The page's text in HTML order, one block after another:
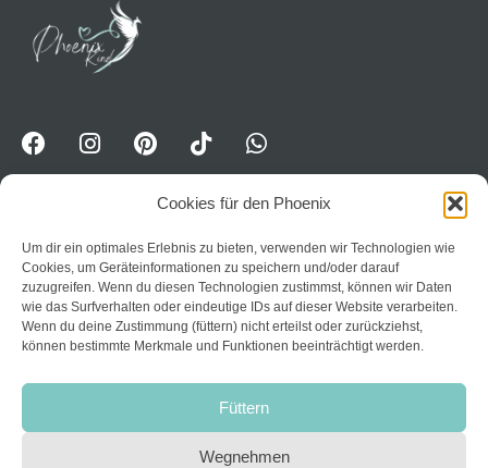
Cookies für den Phoenix
Um dir ein optimales Erlebnis zu bieten, verwenden wir Technologien wie
Cookies, um Geräteinformationen zu speichern und/oder darauf
zuzugreifen. Wenn du diesen Technologien zustimmst, können wir Daten
wie das Surfverhalten oder eindeutige IDs auf dieser Website verarbeiten.
Wenn du deine Zustimmung (füttern) nicht erteilst oder zurückziehst,
können bestimmte Merkmale und Funktionen beeinträchtigt werden.
Füttern
Wegnehmen
WhatsApp-Kanal für Erwavhsene: Jetzt Impulse
erhalten:
Trete dem Kanal PhoenixPower bei
Home
Kontakt
Datenschutzerklärung
AGB
Impressum
Widerruf